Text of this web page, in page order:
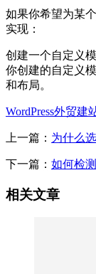
如果你希望为某
实现：
创建一个自定义
你创建的自定义
和布局。
WordPress外贸建
上一篇： 为什么
下一篇： 如何检
相关文章